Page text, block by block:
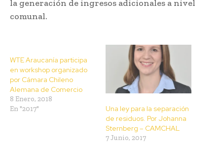
la generación de ingresos adicionales a nivel
comunal.
WTE Araucanía participa
en workshop organizado
por Cámara Chileno
Alemana de Comercio
8 Enero, 2018
En "2017"
Una ley para la separación
de residuos. Por Johanna
Sternberg – CAMCHAL
7 Junio, 2017